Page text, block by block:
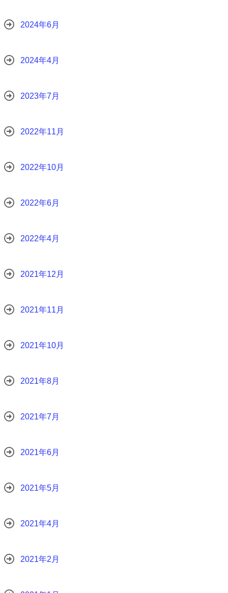
2024年6月
2024年4月
2023年7月
2022年11月
2022年10月
2022年6月
2022年4月
2021年12月
2021年11月
2021年10月
2021年8月
2021年7月
2021年6月
2021年5月
2021年4月
2021年2月